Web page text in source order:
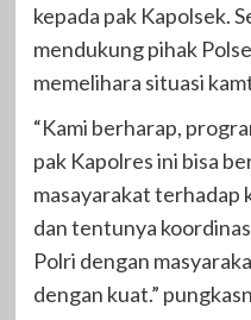
kepada pak Kapolsek.
mendukung pihak
memelihara situasi
“Kami berharap,
pak Kapolres ini bisa
masayarakat terhadap
dan tentunya
Polri dengan
dengan kuat.”